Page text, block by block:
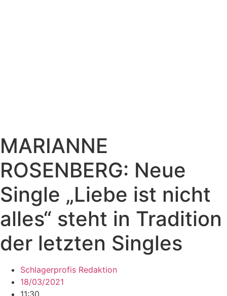
MARIANNE
ROSENBERG: Neue
Single „Liebe ist nicht
alles“ steht in Tradition
der letzten Singles
Schlagerprofis Redaktion
18/03/2021
11:30